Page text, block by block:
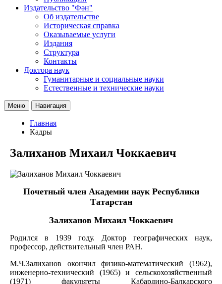
Издательство "Фән"
Об издательстве
Историческая справка
Оказываемые услуги
Издания
Структура
Контакты
Доктора наук
Гуманитарные и социальные науки
Естественные и технические науки
Меню Навигация
Главная
Кадры
Залиханов Михаил Чоккаевич
Почетный член Академии наук Республики
Татарстан
Залиханов Михаил Чоккаевич
Родился в 1939 году. Доктор географических наук,
профессор, действительный член РАН.
М.Ч.Залиханов окончил физико-математический (1962),
инженерно-технический (1965) и сельскохозяйственный
(1971) факультеты Кабардино-Балкарского